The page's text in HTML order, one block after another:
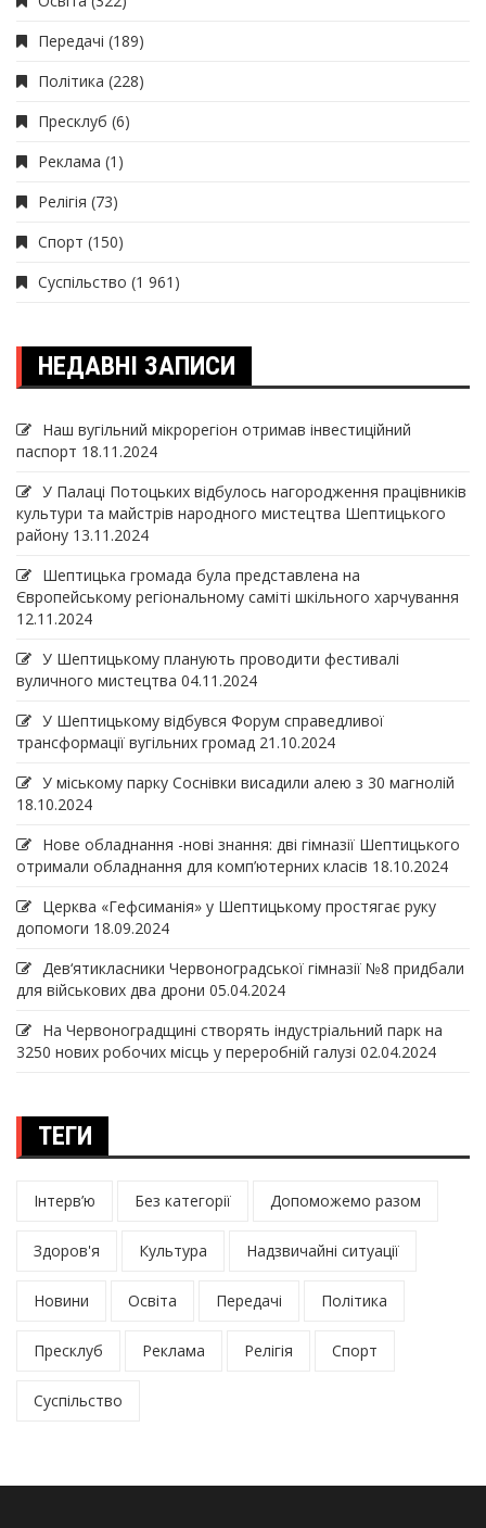
Передачі (189)
Політика (228)
Пресклуб (6)
Реклама (1)
Релігія (73)
Спорт (150)
Суспільство (1 961)
НЕДАВНІ ЗАПИСИ
Наш вугільний мікрорегіон отримав інвеcтиційний
паспорт 18.11.2024
У Палаці Потоцьких відбулось нагородження працівників
культури та майстрів народного мистецтва Шептицького
району 13.11.2024
Шептицька громада була представлена на
Європейському регіональному саміті шкільного харчування
12.11.2024
У Шептицькому планують проводити фестивалі
вуличного мистецтва 04.11.2024
У Шептицькому відбувся Форум справедливої
трансформації вугільних громад 21.10.2024
У міському парку Соснівки висадили алею з 30 магнолій
18.10.2024
Нове обладнання -нові знання: дві гімназії Шептицького
отримали обладнання для комп’ютерних класів 18.10.2024
Церква «Гефсиманія» у Шептицькому простягає руку
допомоги 18.09.2024
Дев‘ятикласники Червоноградської гімназії №8 придбали
для військових два дрони 05.04.2024
На Червоноградщині створять індустріальний парк на
3250 нових робочих місць у переробній галузі 02.04.2024
ТЕГИ
Інтерв’ю Без категорії Допоможемо разом
Здоров'я Культура Надзвичайні ситуації
Новини Освіта Передачі Політика
Пресклуб Реклама Релігія Спорт
Суспільство